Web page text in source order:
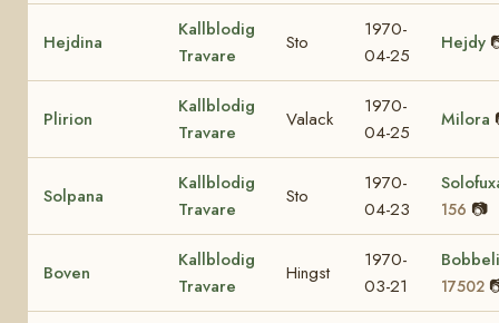
Hejdina
Kallblodig
Travare
Sto
1970-
04-25
Hejdy
Plirion
Kallblodig
Travare
Valack
1970-
04-25
Milora
Solpana
Kallblodig
Travare
Sto
1970-
04-23
156 📷
Boven
Kallblodig
Travare
Hingst
1970-
03-21
17502